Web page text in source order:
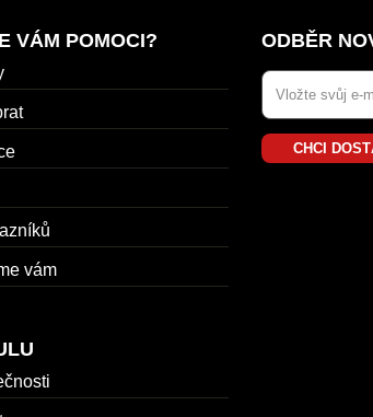
VÁM POMOCI?
vám
ODBĚR
CHCI